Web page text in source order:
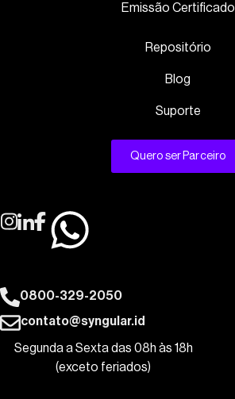
Emissão Certificado
Repositório
Blog
Suporte
Quero ser Parceiro
0800-329-2050
contato@syngular.id
Segunda a Sexta das 08h às 18h
(exceto feriados)